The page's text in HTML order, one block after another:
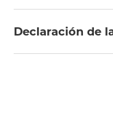
Declaración de